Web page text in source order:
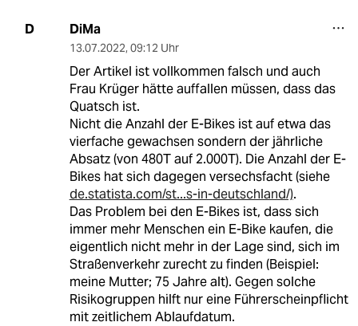
D DiMa
13.07.2022, 09:12 Uhr
Der Artikel ist vollkommen falsch und auch
Frau Krüger hätte auffallen müssen, dass das
Quatsch ist.
Nicht die Anzahl der E-Bikes ist auf etwa das
vierfache gewachsen sondern der jährliche
Absatz (von 480T auf 2.000T). Die Anzahl der E-
Bikes hat sich dagegen versechsfacht (siehe
de.statista.com/st...s-in-deutschland/).
Das Problem bei den E-Bikes ist, dass sich
immer mehr Menschen ein E-Bike kaufen, die
eigentlich nicht mehr in der Lage sind, sich im
Straßenverkehr zurecht zu finden (Beispiel:
meine Mutter; 75 Jahre alt). Gegen solche
Risikogruppen hilft nur eine Führerscheinpflicht
mit zeitlichem Ablaufdatum.